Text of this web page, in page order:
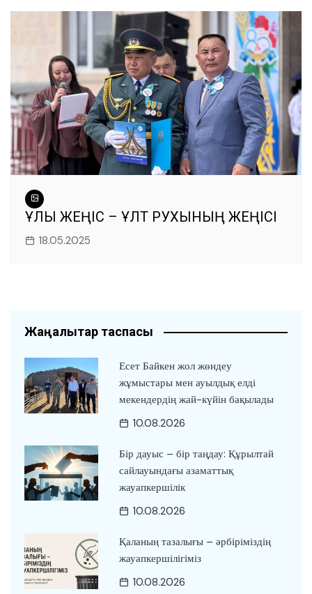
ҰЛЫ ЖЕҢІС – ҰЛТ РУХЫНЫҢ ЖЕҢІСІ
18.05.2025
Жаңалықтар таспасы
Есет Байкен жол жөндеу
жұмыстары мен ауылдық елді
мекендердің жай-күйін бақылады
10.08.2026
Бір дауыс – бір таңдау: Құрылтай
сайлауындағы азаматтық
жауапкершілік
10.08.2026
Қаланың тазалығы – әрбіріміздің
жауапкершілігіміз
10.08.2026